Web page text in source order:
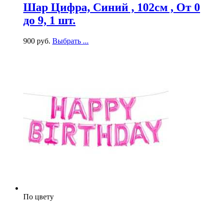
Шар Цифра, Синий , 102см , От 0
до 9, 1 шт.
900 руб. Выбрать ...
По цвету